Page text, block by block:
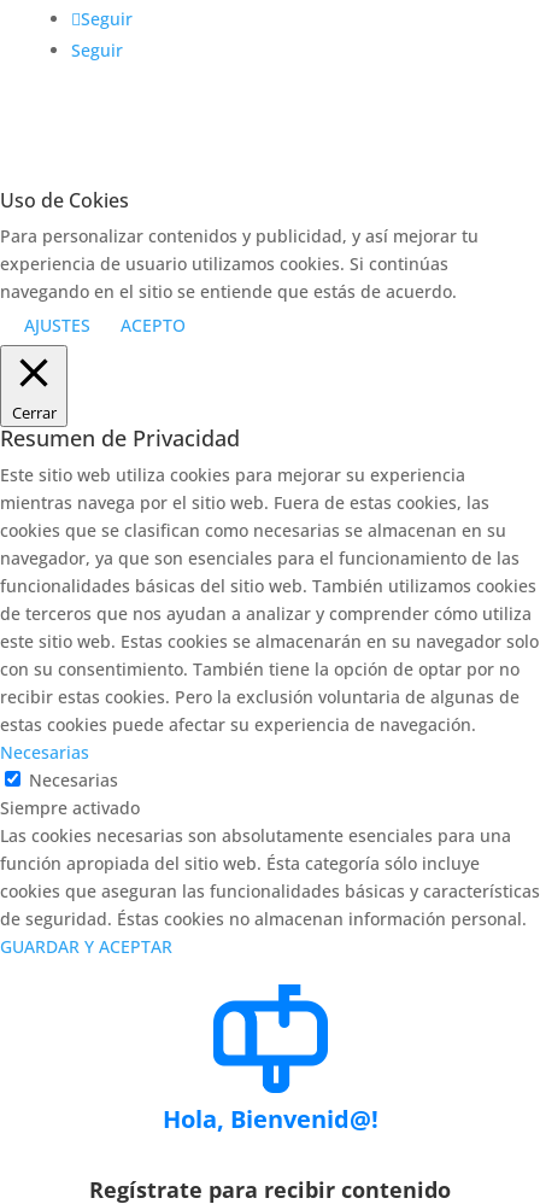
Seguir
Seguir
Uso de Cokies
Para personalizar contenidos y publicidad, y así mejorar tu
experiencia de usuario utilizamos cookies. Si continúas
navegando en el sitio se entiende que estás de acuerdo.
AJUSTES
ACEPTO
Cerrar
Resumen de Privacidad
Este sitio web utiliza cookies para mejorar su experiencia
mientras navega por el sitio web. Fuera de estas cookies, las
cookies que se clasifican como necesarias se almacenan en su
navegador, ya que son esenciales para el funcionamiento de las
funcionalidades básicas del sitio web. También utilizamos cookies
de terceros que nos ayudan a analizar y comprender cómo utiliza
este sitio web. Estas cookies se almacenarán en su navegador solo
con su consentimiento. También tiene la opción de optar por no
recibir estas cookies. Pero la exclusión voluntaria de algunas de
estas cookies puede afectar su experiencia de navegación.
Necesarias
Necesarias
Siempre activado
Las cookies necesarias son absolutamente esenciales para una
función apropiada del sitio web. Ésta categoría sólo incluye
cookies que aseguran las funcionalidades básicas y características
de seguridad. Éstas cookies no almacenan información personal.
GUARDAR Y ACEPTAR
Hola, Bienvenid@!
Regístrate para recibir contenido